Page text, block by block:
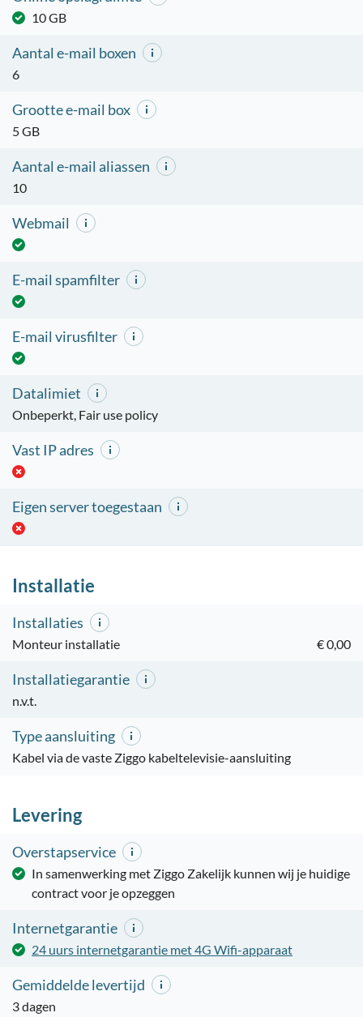
10 GB
Aantal e-mail boxen
6
Grootte e-mail box
5 GB
Aantal e-mail aliassen
10
Webmail
E-mail spamfilter
E-mail virusfilter
Datalimiet
Onbeperkt, Fair use policy
Vast IP adres
Eigen server toegestaan
Installatie
Installaties
Monteur installatie € 0,00
Installatiegarantie
n.v.t.
Type aansluiting
Kabel via de vaste Ziggo kabeltelevisie-aansluiting
Levering
Overstapservice
In samenwerking met Ziggo Zakelijk kunnen wij je huidige
contract voor je opzeggen
Internetgarantie
24 uurs internetgarantie met 4G Wifi-apparaat
Gemiddelde levertijd
3 dagen